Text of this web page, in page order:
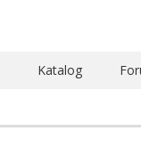
Katalog